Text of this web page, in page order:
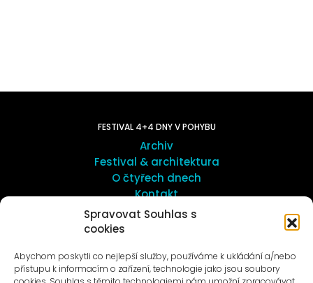
Spravovat Souhlas s
cookies
Abychom poskytli co nejlepší služby, používáme k ukládání a/nebo
přístupu k informacím o zařízení, technologie jako jsou soubory
FESTIVAL 4+4 DNY V POHYBU
Archiv
Festival & architektura
O čtyřech dnech
Kontakt
O umění v Motole